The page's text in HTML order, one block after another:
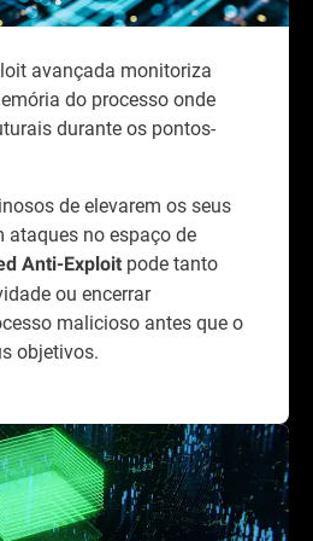
avançada monitoriza
do processo onde
durante os pontos-
de elevarem os seus
ataques no espaço de
Anti-Exploit pode tanto
ou encerrar
malicioso antes que o
objetivos.